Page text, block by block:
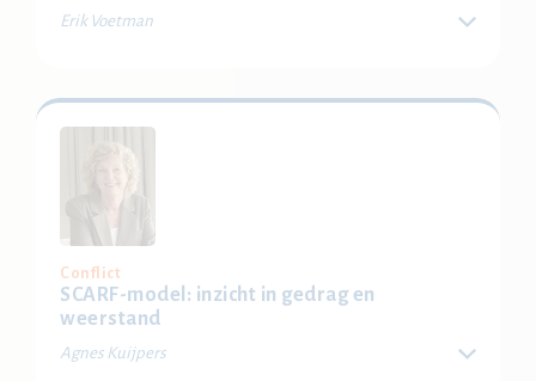
Erik Voetman
je makkelijker varieert per situatie en medewerker.
Locatie: Delft, Bussum, Eindhoven
Bestel je ticket
Conflict
SCARF-model: inzicht in gedrag en
weerstand
Agnes Kuijpers